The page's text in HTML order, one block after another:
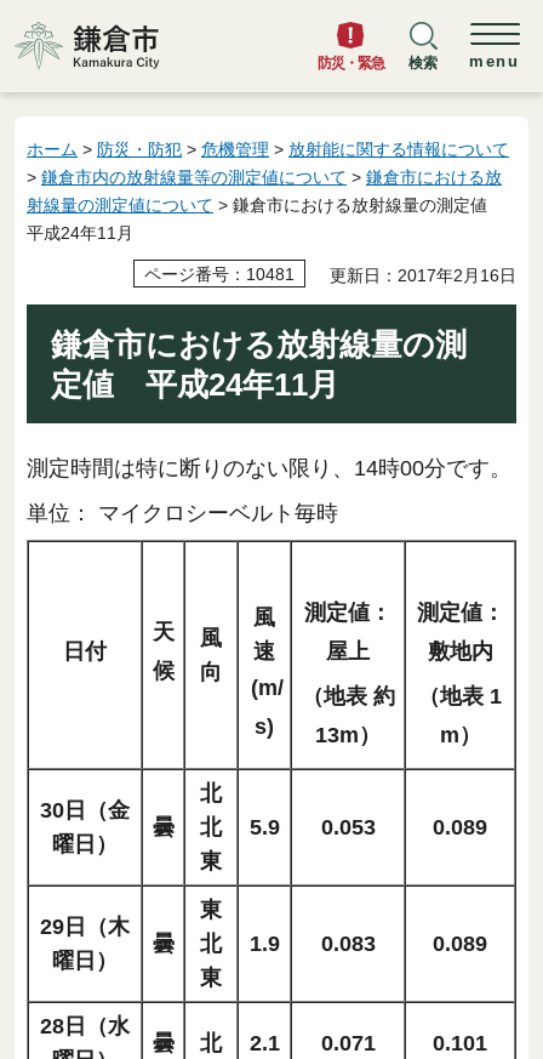
鎌倉市
防災・緊急 検索 menu
ホーム > 防災・防犯 > 危機管理 > 放射能に関する情報について
> 鎌倉市内の放射線量等の測定値について > 鎌倉市における放
射線量の測定値について > 鎌倉市における放射線量の測定値
平成24年11月
ページ番号：10481 更新日：2017年2月16日
鎌倉市における放射線量の測
定値 平成24年11月
測定時間は特に断りのない限り、14時00分です。
単位： マイクロシーベルト毎時
日付
天
候
風
向
風
速
(m/
s)
測定値：
屋上
（地表 約
13m）
測定値：
敷地内
（地表 1
m）
30日（金
曜日）
曇
北
北
東
5.9 0.053 0.089
29日（木
曜日）
曇
東
北
東
1.9 0.083 0.089
28日（水
曇 北 2.1 0.071 0.101